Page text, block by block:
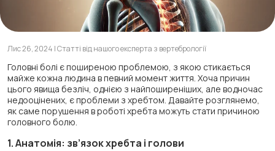
Лис 26, 2024 | Статті від нашого експерта з вертебрології
Головні болі є поширеною проблемою, з якою стикається
майже кожна людина в певний момент життя. Хоча причин
цього явища безліч, однією з найпоширеніших, але водночас
недооцінених, є проблеми з хребтом. Давайте розглянемо,
як саме порушення в роботі хребта можуть стати причиною
головного болю.
1. Анатомія: зв’язок хребта і голови